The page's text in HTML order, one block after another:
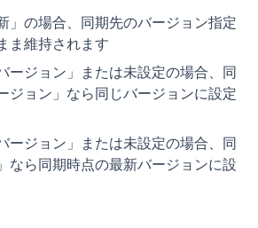
」の場合、同期先のバージョン指定
ま維持されます
ージョン」または未設定の場合、同
ジョン」なら同じバージョンに設定
ージョン」または未設定の場合、同
なら同期時点の最新バージョンに設